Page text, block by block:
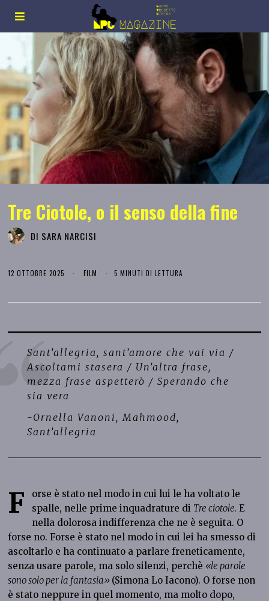
Tre Ciotole, o il senso della fine
DI SARA NARCISI
12 OTTOBRE 2025 FILM 5 MINUTI DI LETTURA
Sant’allegria, sant’amore che vai via /
Ascoltami stasera / Un’altra frase,
mezza frase aspetterò / Sperando che
sia vera
-Ornella Vanoni, Mahmood,
Sant’allegria
F
orse è stato nel modo in cui lui le ha voltato le
spalle, nelle prime inquadrature di Tre ciotole. E
nella dolorosa indifferenza che ne è seguita. O
forse no. Forse è stato nel modo in cui lei ha smesso di
ascoltarlo e ha continuato a parlare freneticamente,
senza usare parole, ma solo silenzi, perchè «le parole
sono solo per la fantasia» (Simona Lo Iacono). O forse non
è stato neppure in quel momento, ma molto dopo,